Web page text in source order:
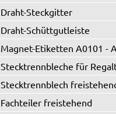
Draht-Steckgitter
Draht-Schüttgutleiste
Magnet-Etiketten A0101 -
Stecktrennbleche für
Stecktrennblech
Fachteiler freistehend